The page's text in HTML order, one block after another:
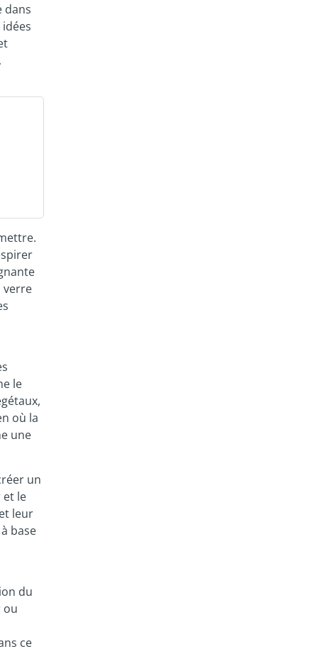
dans
verre
le
où la
une
un
et le
leur
base
du
ou
ce